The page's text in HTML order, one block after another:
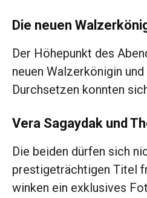
Die neuen
Der Höhepunkt des
neuen Walzerkönigin
Durchsetzen konnten
Vera Sagaydak und
Die beiden dürfen sich
prestigeträchtigen Titel
winken ein exklusives